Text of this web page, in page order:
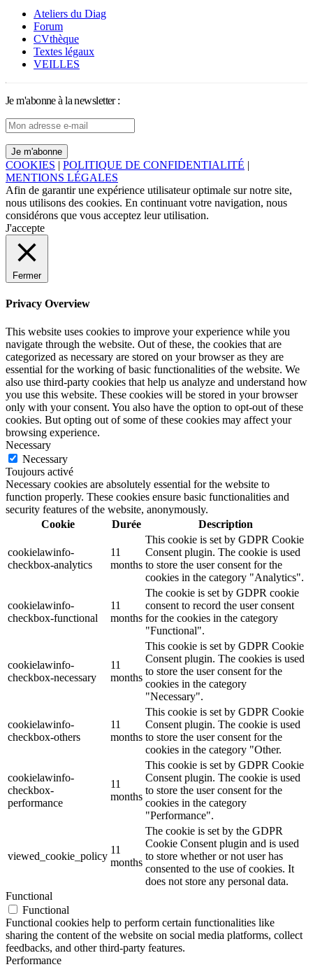
Ateliers du Diag
Forum
CVthèque
Textes légaux
VEILLES
Je m'abonne à la newsletter :
COOKIES | POLITIQUE DE CONFIDENTIALITÉ |
MENTIONS LÉGALES
Afin de garantir une expérience utilisateur optimale sur notre site,
nous utilisons des cookies. En continuant votre navigation, nous
considérons que vous acceptez leur utilisation.
J'accepte
Fermer
Privacy Overview
This website uses cookies to improve your experience while you
navigate through the website. Out of these, the cookies that are
categorized as necessary are stored on your browser as they are
essential for the working of basic functionalities of the website. We
also use third-party cookies that help us analyze and understand how
you use this website. These cookies will be stored in your browser
only with your consent. You also have the option to opt-out of these
cookies. But opting out of some of these cookies may affect your
browsing experience.
Necessary
Necessary
Toujours activé
Necessary cookies are absolutely essential for the website to
function properly. These cookies ensure basic functionalities and
security features of the website, anonymously.
Cookie
Durée Description
cookielawinfo-
checkbox-analytics
11
months
This cookie is set by GDPR Cookie
Consent plugin. The cookie is used
to store the user consent for the
cookies in the category "Analytics".
cookielawinfo-
checkbox-functional
11
months
The cookie is set by GDPR cookie
consent to record the user consent
for the cookies in the category
"Functional".
cookielawinfo-
checkbox-necessary
11
months
This cookie is set by GDPR Cookie
Consent plugin. The cookies is used
to store the user consent for the
cookies in the category
"Necessary".
cookielawinfo-
checkbox-others
11
months
This cookie is set by GDPR Cookie
Consent plugin. The cookie is used
to store the user consent for the
cookies in the category "Other.
cookielawinfo-
checkbox-
performance
11
months
This cookie is set by GDPR Cookie
Consent plugin. The cookie is used
to store the user consent for the
cookies in the category
"Performance".
viewed_cookie_policy
11
months
The cookie is set by the GDPR
Cookie Consent plugin and is used
to store whether or not user has
consented to the use of cookies. It
does not store any personal data.
Functional
Functional
Functional cookies help to perform certain functionalities like
sharing the content of the website on social media platforms, collect
feedbacks, and other third-party features.
Performance